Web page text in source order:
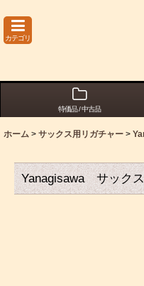
カテゴリ
特価品 / 中古品
ホーム > サックス用リガチャー >
Yanagisawa サック